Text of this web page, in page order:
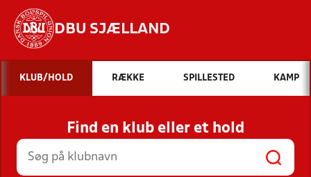
DBU SJÆLLAND
Hvad vil du søge efter?
INDHOLD OG NYHEDER
STILLINGER, RESULTATER, KLUBBER OG
HOLD
KLUB/HOLD RÆKKE SPILLESTED KAMP
Find en klub eller et hold